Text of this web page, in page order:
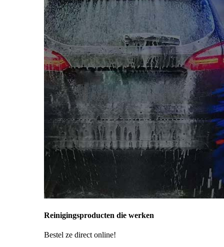
Reinigingsproducten die werken
Bestel ze direct online!